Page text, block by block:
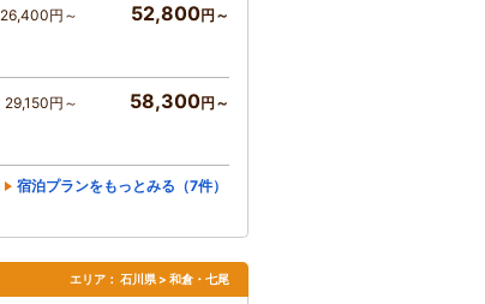
26,400円～ 52,800円～
29,150円～ 58,300円～
宿泊プランをもっとみる（7件）
エリア： 石川県 > 和倉・七尾